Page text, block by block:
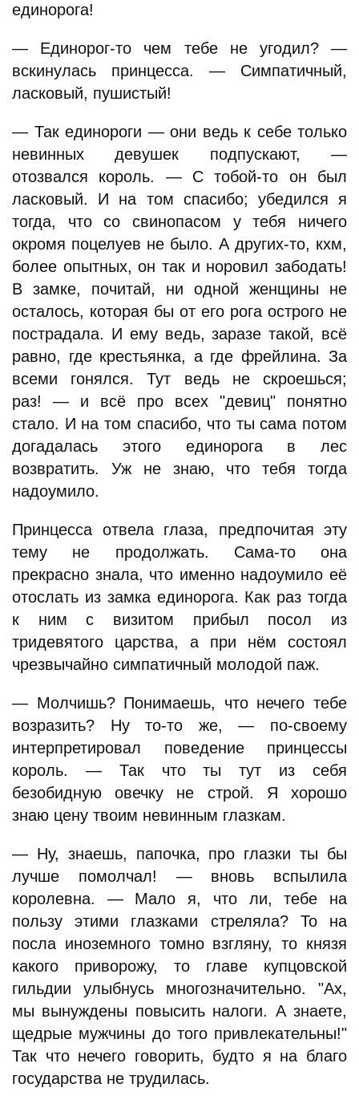
единорога!
— Единорог-то чем тебе не угодил? —
вскинулась принцесса. — Симпатичный,
ласковый, пушистый!
— Так единороги — они ведь к себе только
невинных девушек подпускают, —
отозвался король. — С тобой-то он был
ласковый. И на том спасибо; убедился я
тогда, что со свинопасом у тебя ничего
окромя поцелуев не было. А других-то, кхм,
более опытных, он так и норовил забодать!
В замке, почитай, ни одной женщины не
осталось, которая бы от его рога острого не
пострадала. И ему ведь, заразе такой, всё
равно, где крестьянка, а где фрейлина. За
всеми гонялся. Тут ведь не скроешься;
раз! — и всё про всех "девиц" понятно
стало. И на том спасибо, что ты сама потом
догадалась этого единорога в лес
возвратить. Уж не знаю, что тебя тогда
надоумило.
Принцесса отвела глаза, предпочитая эту
тему не продолжать. Сама-то она
прекрасно знала, что именно надоумило её
отослать из замка единорога. Как раз тогда
к ним с визитом прибыл посол из
тридевятого царства, а при нём состоял
чрезвычайно симпатичный молодой паж.
— Молчишь? Понимаешь, что нечего тебе
возразить? Ну то-то же, — по-своему
интерпретировал поведение принцессы
король. — Так что ты тут из себя
безобидную овечку не строй. Я хорошо
знаю цену твоим невинным глазкам.
— Ну, знаешь, папочка, про глазки ты бы
лучше помолчал! — вновь вспылила
королевна. — Мало я, что ли, тебе на
пользу этими глазками стреляла? То на
посла иноземного томно взгляну, то князя
какого приворожу, то главе купцовской
гильдии улыбнусь многозначительно. "Ах,
мы вынуждены повысить налоги. А знаете,
щедрые мужчины до того привлекательны!"
Так что нечего говорить, будто я на благо
государства не трудилась.